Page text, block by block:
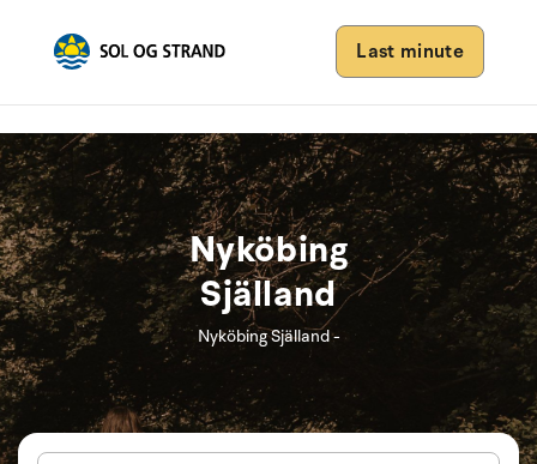
Last minute
Nyköbing
Själland
Nyköbing Själland -